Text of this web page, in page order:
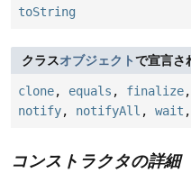
toString
クラスオブジェクトで宣言さ
clone, equals , finalize,
notify, notifyAll , wait ,
コンストラクタの詳細